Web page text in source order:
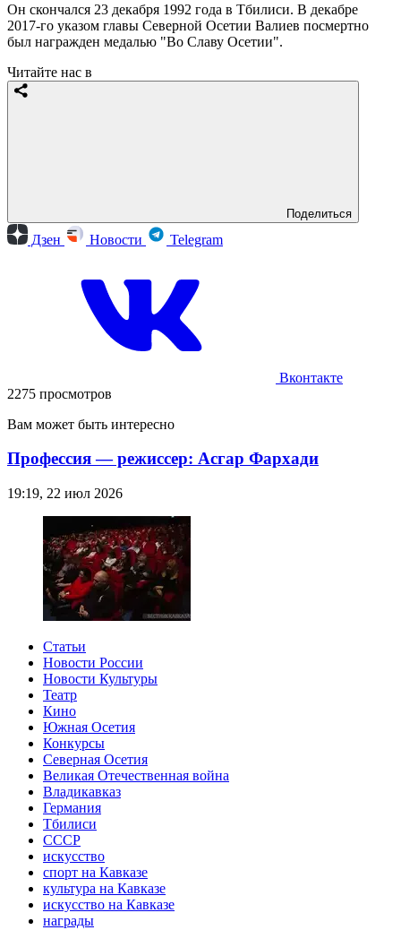
Он скончался 23 декабря 1992 года в Тбилиси. В декабре
2017-го указом главы Северной Осетии Валиев посмертно
был награжден медалью "Во Славу Осетии".
Читайте нас в
Поделиться
Дзен Новости Telegram
Вконтакте
2275 просмотров
Вам может быть интересно
Профессия — режиссер: Асгар Фархади
19:19, 22 июл 2026
Статьи
Новости России
Новости Культуры
Театр
Кино
Южная Осетия
Конкурсы
Северная Осетия
Великая Отечественная война
Владикавказ
Германия
Тбилиси
СССР
искусство
спорт на Кавказе
культура на Кавказе
искусство на Кавказе
награды